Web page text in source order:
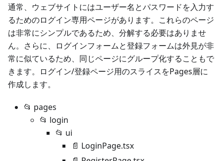
通常、ウェブサイトにはユーザー名とパスワードを入力す
るためのログイン専用ページがあります。これらのページ
は非常にシンプルであるため、分解する必要はありませ
ん。さらに、ログインフォームと登録フォームは外見が非
常に似ているため、同じページにグループ化することもで
きます。ログイン/登録ページ用のスライスをPages層に
作成します。
📂 pages
📂 login
📂 ui
📄 LoginPage.tsx